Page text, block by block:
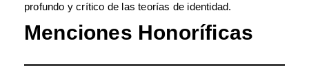
profundo y crítico de las teorías de identidad.
Menciones Honoríficas